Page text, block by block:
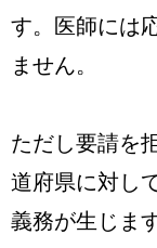
す。医師には
ません。
ただし要請を
道府県に対し
義務が生じます